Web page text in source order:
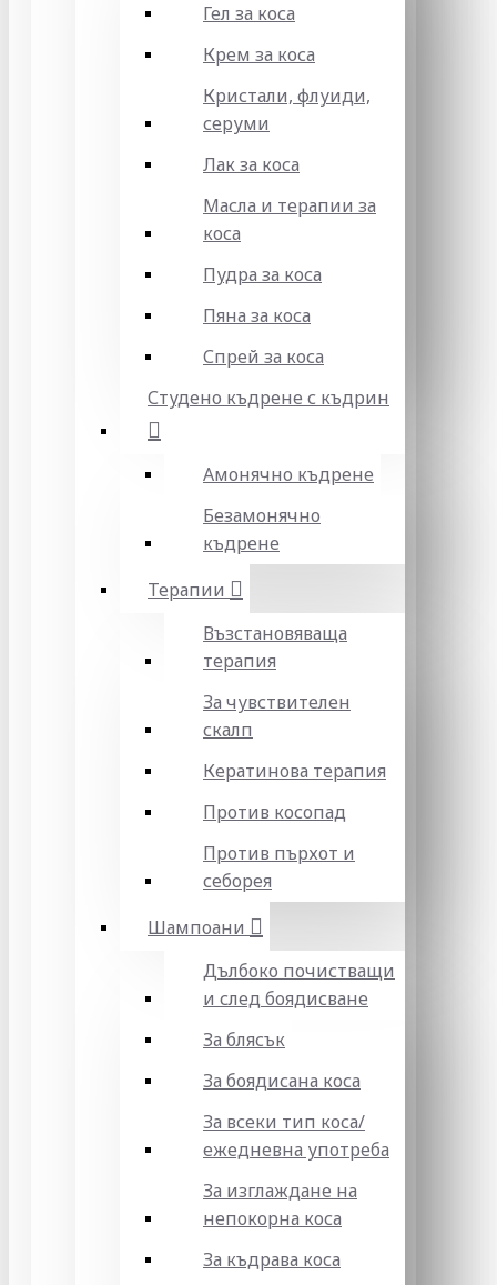
Гел за коса
Крем за коса
Кристали, флуиди,
серуми
Лак за коса
Масла и терапии за
коса
Пудра за коса
Пяна за коса
Спрей за коса
Студено къдрене с къдрин
Амонячно къдрене
Безамонячно
къдрене
Терапии
Възстановяваща
терапия
За чувствителен
скалп
Кератинова терапия
Против косопад
Против пърхот и
себорея
Шампоани
Дълбоко почистващи
и след боядисване
За блясък
За боядисана коса
За всеки тип коса/
ежедневна употреба
За изглаждане на
непокорна коса
За къдрава коса